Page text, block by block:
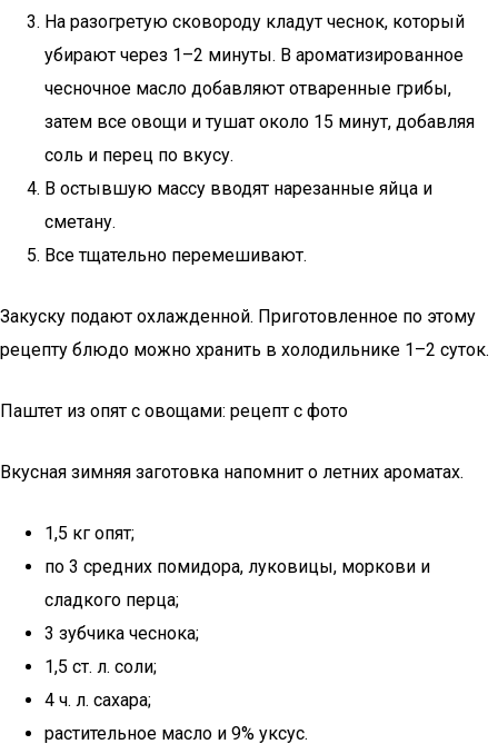
На разогретую сковороду кладут чеснок, который
убирают через 1–2 минуты. В ароматизированное
чесночное масло добавляют отваренные грибы,
затем все овощи и тушат около 15 минут, добавляя
соль и перец по вкусу.
В остывшую массу вводят нарезанные яйца и
сметану.
Все тщательно перемешивают.
Закуску подают охлажденной. Приготовленное по этому
рецепту блюдо можно хранить в холодильнике 1–2 суток.
Паштет из опят с овощами: рецепт с фото
Вкусная зимняя заготовка напомнит о летних ароматах.
1,5 кг опят;
по 3 средних помидора, луковицы, моркови и
сладкого перца;
3 зубчика чеснока;
1,5 ст. л. соли;
4 ч. л. сахара;
растительное масло и 9% уксус.